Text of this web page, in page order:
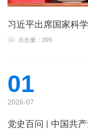
点击量：395
01
2026-07